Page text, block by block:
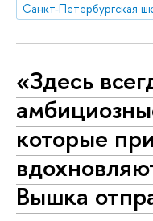
«Здесь
которые
Вышка